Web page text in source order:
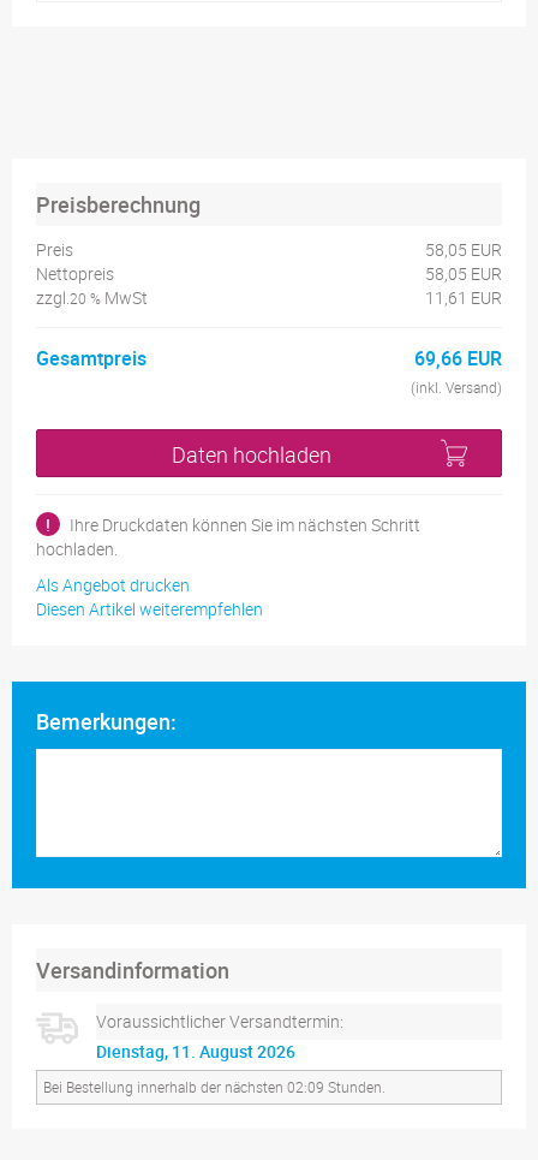
Preisberechnung
Preis
58,05 EUR
Nettopreis
58,05 EUR
zzgl.20 % MwSt 11,61 EUR
Gesamtpreis 69,66 EUR
(inkl. Versand)
Daten hochladen
!
Ihre Druckdaten können Sie im nächsten Schritt
hochladen.
Als Angebot drucken
Diesen Artikel weiterempfehlen
Bemerkungen:
Versandinformation
Voraussichtlicher Versandtermin:
Dienstag, 11. August 2026
Bei Bestellung innerhalb der nächsten 02:09 Stunden.